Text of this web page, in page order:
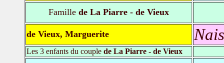
Famille de La Piarre - de Vieux
de Vieux, Marguerite
Les 3 enfants du couple de La Piarre - de Vieux